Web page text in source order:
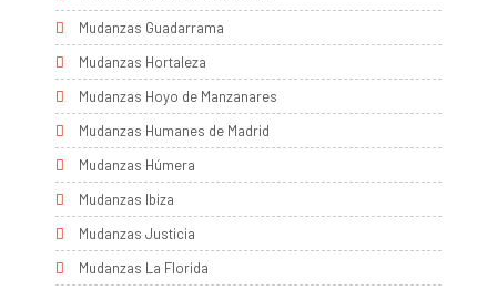
Mudanzas Guadarrama
Mudanzas Hortaleza
Mudanzas Hoyo de Manzanares
Mudanzas Humanes de Madrid
Mudanzas Húmera
Mudanzas Ibiza
Mudanzas Justicia
Mudanzas La Florida